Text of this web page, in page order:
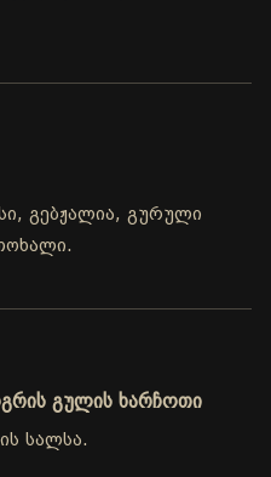
გებჟალია, გურული
გულის ხარჩოთი
სალსა.